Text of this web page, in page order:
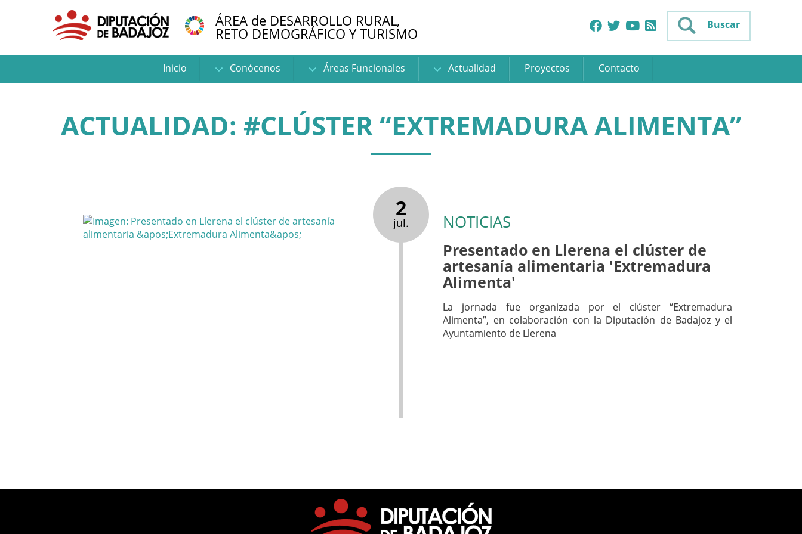
ÁREA de DESARROLLO RURAL,
RETO DEMOGRÁFICO Y TURISMO Buscar
Inicio Conócenos Áreas Funcionales Actualidad Proyectos Contacto
ACTUALIDAD: #CLÚSTER “EXTREMADURA ALIMENTA”
2
jul. NOTICIAS
Presentado en Llerena el clúster de
artesanía alimentaria 'Extremadura
Alimenta'
La jornada fue organizada por el clúster “Extremadura
Alimenta”, en colaboración con la Diputación de Badajoz y el
Ayuntamiento de Llerena